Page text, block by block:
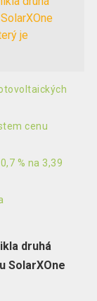
je
cenu
% na 3,39
druhá
SolarXOne